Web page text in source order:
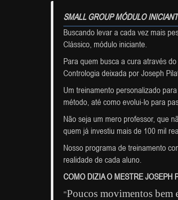
SMALL GROUP MÓDULO
Buscando levar a cada vez mais
Clássico, módulo iniciante.
Para quem busca a cura através
Contrologia deixada por Joseph
Um treinamento personalizado
método, até como evolui-lo para
Não seja um mero professor, que
quem já investiu mais de 100 mil
Nosso programa de treinamento
realidade de cada aluno.
COMO DIZIA O MESTRE JOSEPH
"Poucos movimentos bem